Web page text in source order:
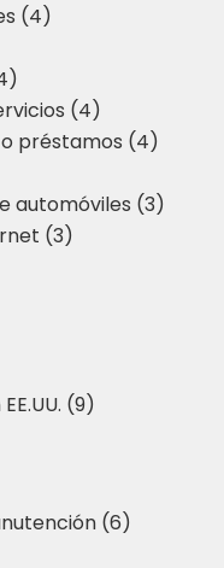
(4)
(4)
préstamos (4)
automóviles (3)
(3)
(9)
(6)